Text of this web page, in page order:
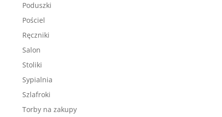
Poduszki
Pościel
Ręczniki
Salon
Stoliki
Sypialnia
Szlafroki
Torby na zakupy